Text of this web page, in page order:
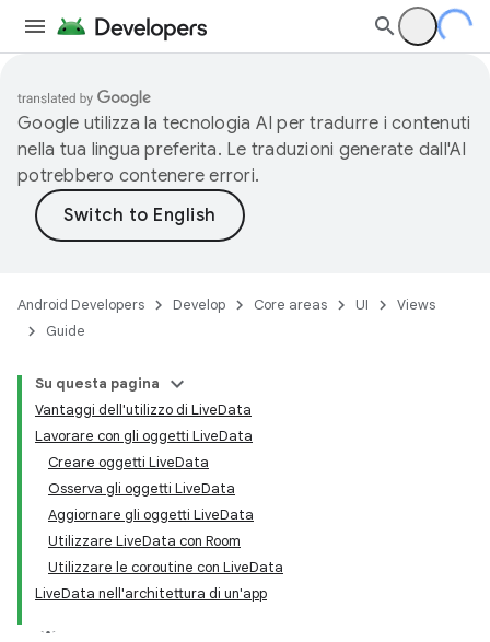
Google utilizza la tecnologia AI per tradurre i contenuti
nella tua lingua preferita. Le traduzioni generate dall'AI
potrebbero contenere errori.
Android Developers Develop Core areas UI
Views
Guide
Su questa pagina
Vantaggi dell'utilizzo di LiveData
Lavorare con gli oggetti LiveData
Creare oggetti LiveData
Osserva gli oggetti LiveData
Aggiornare gli oggetti LiveData
Utilizzare LiveData con Room
Utilizzare le coroutine con LiveData
LiveData nell'architettura di un'app